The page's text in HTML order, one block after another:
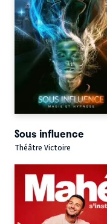
Sous influence
Théâtre Victoire